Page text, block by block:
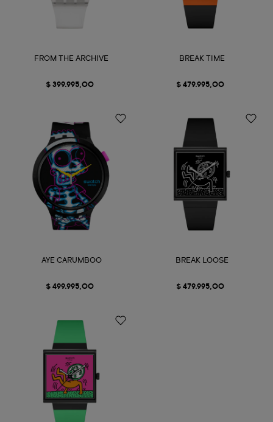
FROM THE ARCHIVE
$ 399.995,00
BREAK TIME
$ 479.995,00
AYE CARUMBOO
$ 499.995,00
BREAK LOOSE
$ 479.995,00